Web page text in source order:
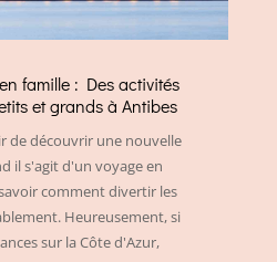
famille : Des activités
et grands à Antibes
de découvrir une nouvelle
il s'agit d'un voyage en
comment divertir les
Heureusement, si
sur la Côte d'Azur,